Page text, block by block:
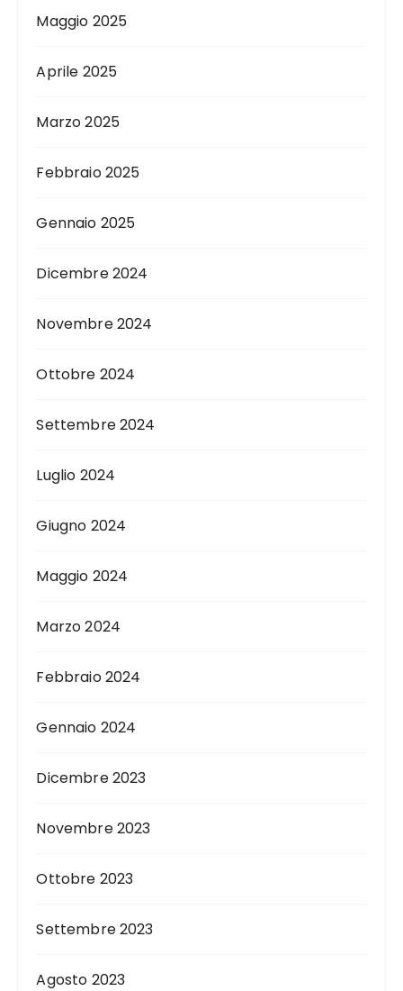
Maggio 2025
Aprile 2025
Marzo 2025
Febbraio 2025
Gennaio 2025
Dicembre 2024
Novembre 2024
Ottobre 2024
Settembre 2024
Luglio 2024
Giugno 2024
Maggio 2024
Marzo 2024
Febbraio 2024
Gennaio 2024
Dicembre 2023
Novembre 2023
Ottobre 2023
Settembre 2023
Agosto 2023